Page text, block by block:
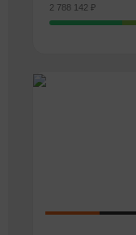
2 788 142 ₽